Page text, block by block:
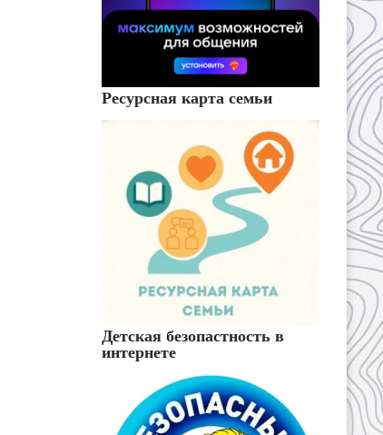
Ресурсная карта семьи
Детская безопастность в
интернете